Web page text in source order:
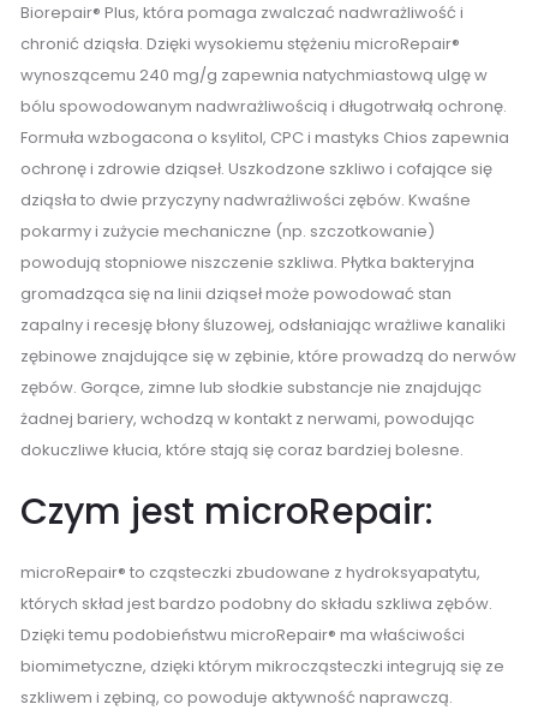
Biorepair® Plus, która pomaga zwalczać nadwrażliwość i
chronić dziąsła. Dzięki wysokiemu stężeniu microRepair®
wynoszącemu 240 mg/g zapewnia natychmiastową ulgę w
bólu spowodowanym nadwrażliwością i długotrwałą ochronę.
Formuła wzbogacona o ksylitol, CPC i mastyks Chios zapewnia
ochronę i zdrowie dziąseł. Uszkodzone szkliwo i cofające się
dziąsła to dwie przyczyny nadwrażliwości zębów. Kwaśne
pokarmy i zużycie mechaniczne (np. szczotkowanie)
powodują stopniowe niszczenie szkliwa. Płytka bakteryjna
gromadząca się na linii dziąseł może powodować stan
zapalny i recesję błony śluzowej, odsłaniając wrażliwe kanaliki
zębinowe znajdujące się w zębinie, które prowadzą do nerwów
zębów. Gorące, zimne lub słodkie substancje nie znajdując
żadnej bariery, wchodzą w kontakt z nerwami, powodując
dokuczliwe kłucia, które stają się coraz bardziej bolesne.
Czym jest microRepair:
microRepair® to cząsteczki zbudowane z hydroksyapatytu,
których skład jest bardzo podobny do składu szkliwa zębów.
Dzięki temu podobieństwu microRepair® ma właściwości
biomimetyczne, dzięki którym mikrocząsteczki integrują się ze
szkliwem i zębiną, co powoduje aktywność naprawczą.